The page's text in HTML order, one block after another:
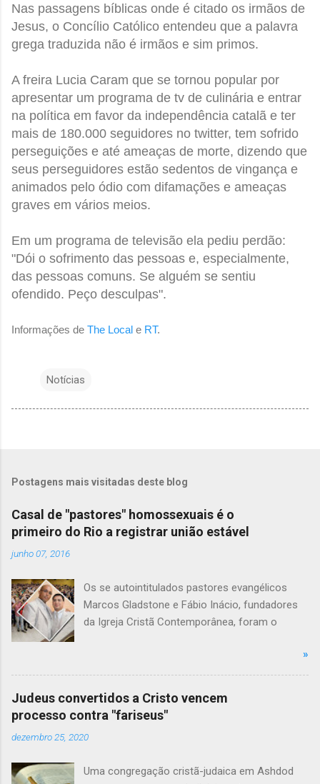
Nas passagens bíblicas onde é citado os irmãos de
Jesus, o Concílio Católico entendeu que a palavra
grega traduzida não é irmãos e sim primos.
A freira Lucia Caram que se tornou popular por
apresentar um programa de tv de culinária e entrar
na política em favor da independência catalã e ter
mais de 180.000 seguidores no twitter, tem sofrido
perseguições e até ameaças de morte, dizendo que
seus perseguidores estão sedentos de vingança e
animados pelo ódio com difamações e ameaças
graves em vários meios.
Em um programa de televisão ela pediu perdão:
"Dói o sofrimento das pessoas e, especialmente,
das pessoas comuns. Se alguém se sentiu
ofendido. Peço desculpas".
Informações de The Local e RT.
Notícias
Postagens mais visitadas deste blog
Casal de "pastores" homossexuais é o
primeiro do Rio a registrar união estável
junho 07, 2016
Os se autointitulados pastores evangélicos
Marcos Gladstone e Fábio Inácio, fundadores
da Igreja Cristã Contemporânea, foram o
a união estável em cartório, após a decisão do
Supremo Tribunal Federal (STF). Os dois
oficializaram a união no cartório do 7º Ofício
de Notas, no Centro do Rio. A assinatura do
da igreja. "Hoje eu me sinto orgulhoso de ser
amor são reconhecidos pelas nossas leis"
»
Judeus convertidos a Cristo vencem
processo contra "fariseus"
dezembro 25, 2020
Uma congregação cristã-judaica em Ashdod